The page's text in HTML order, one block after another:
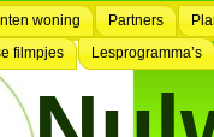
woning Partners
filmpjes Lesprogramma’s